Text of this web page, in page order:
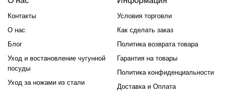
Контакты
О нас
Блог
Уход и востановление чугунной
посуды
Уход за ножами из стали
Условия торговли
Как сделать заказ
Политика возврата товара
Гарантия на товары
Политика конфиденциальности
Доставка и Оплата